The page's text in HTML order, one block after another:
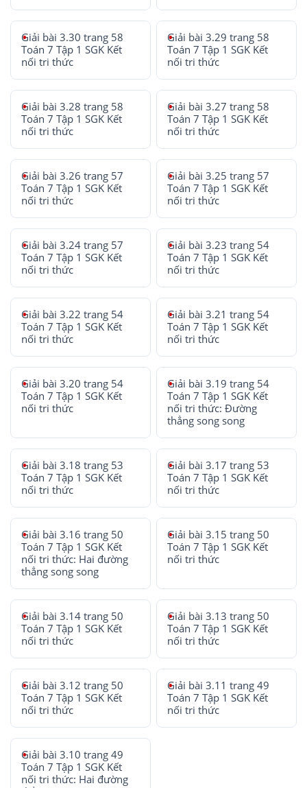
Giải bài 3.30 trang 58
Toán 7 Tập 1 SGK Kết
nối tri thức
Giải bài 3.29 trang 58
Toán 7 Tập 1 SGK Kết
nối tri thức
Giải bài 3.28 trang 58
Toán 7 Tập 1 SGK Kết
nối tri thức
Giải bài 3.27 trang 58
Toán 7 Tập 1 SGK Kết
nối tri thức
Giải bài 3.26 trang 57
Toán 7 Tập 1 SGK Kết
nối tri thức
Giải bài 3.25 trang 57
Toán 7 Tập 1 SGK Kết
nối tri thức
Giải bài 3.24 trang 57
Toán 7 Tập 1 SGK Kết
nối tri thức
Giải bài 3.23 trang 54
Toán 7 Tập 1 SGK Kết
nối tri thức
Giải bài 3.22 trang 54
Toán 7 Tập 1 SGK Kết
nối tri thức
Giải bài 3.21 trang 54
Toán 7 Tập 1 SGK Kết
nối tri thức
Giải bài 3.20 trang 54
Toán 7 Tập 1 SGK Kết
nối tri thức
Giải bài 3.19 trang 54
Toán 7 Tập 1 SGK Kết
nối tri thức: Đường
thẳng song song
Giải bài 3.18 trang 53
Toán 7 Tập 1 SGK Kết
nối tri thức
Giải bài 3.17 trang 53
Toán 7 Tập 1 SGK Kết
nối tri thức
Giải bài 3.16 trang 50
Toán 7 Tập 1 SGK Kết
nối tri thức: Hai đường
thẳng song song
Giải bài 3.15 trang 50
Toán 7 Tập 1 SGK Kết
nối tri thức
Giải bài 3.14 trang 50
Toán 7 Tập 1 SGK Kết
nối tri thức
Giải bài 3.13 trang 50
Toán 7 Tập 1 SGK Kết
nối tri thức
Giải bài 3.12 trang 50
Toán 7 Tập 1 SGK Kết
nối tri thức
Giải bài 3.11 trang 49
Toán 7 Tập 1 SGK Kết
nối tri thức
Giải bài 3.10 trang 49
Toán 7 Tập 1 SGK Kết
nối tri thức: Hai đường